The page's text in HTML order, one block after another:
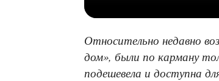
Относительно недавно
дом», были по карману
подешевела и доступна